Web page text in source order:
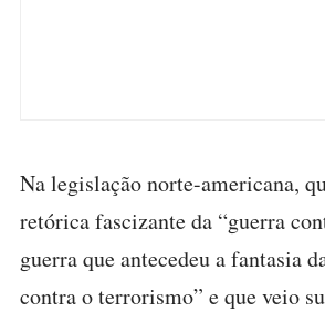
Na legislação norte-americana,
retórica fascizante da “guerra
guerra que antecedeu a fantasia
contra o terrorismo” e que veio